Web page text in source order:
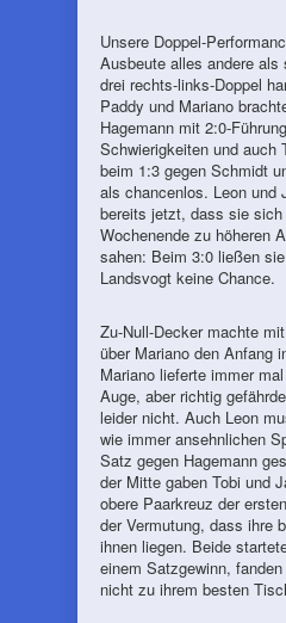
Unsere Doppel-
Ausbeute alles andere
drei rechts-links-Doppel
Paddy und Mariano
Hagemann mit 2:0-
Schwierigkeiten und auch
beim 1:3 gegen Schmidt
als chancenlos. Leon und
bereits jetzt, dass sie sich
Wochenende zu höheren
sahen: Beim 3:0 ließen
Landsvogt keine Chance.
Zu-Null-Decker machte
über Mariano den Anfang
Mariano lieferte immer
Auge, aber richtig
leider nicht. Auch Leon
wie immer ansehnlichen
Satz gegen Hagemann
der Mitte gaben Tobi und
obere Paarkreuz der
der Vermutung, dass ihre
ihnen liegen. Beide
einem Satzgewinn,
nicht zu ihrem besten